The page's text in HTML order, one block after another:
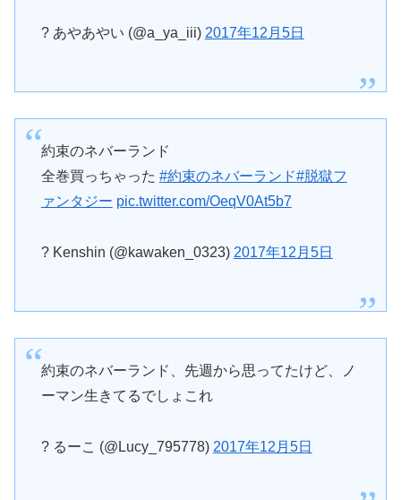
? あやあやい (@a_ya_iii) 2017年12月5日
約束のネバーランド
全巻買っちゃった #約束のネバーランド#脱獄フ
ァンタジー pic.twitter.com/OeqV0At5b7
? Kenshin (@kawaken_0323) 2017年12月5日
約束のネバーランド、先週から思ってたけど、ノ
ーマン生きてるでしょこれ
? るーこ (@Lucy_795778) 2017年12月5日